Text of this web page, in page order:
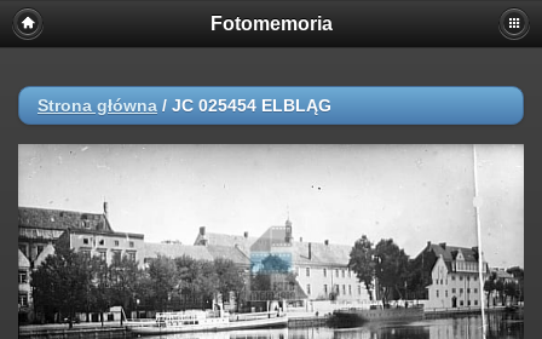
Fotomemoria
Strona główna / JC 025454 ELBLĄG